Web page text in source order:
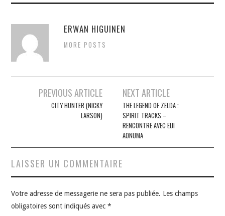
ERWAN HIGUINEN
MORE POSTS
Navigation
PREVIOUS ARTICLE
CITY HUNTER (NICKY
LARSON)
NEXT ARTICLE
THE LEGEND OF ZELDA :
SPIRIT TRACKS –
RENCONTRE AVEC EIJI
AONUMA
LAISSER UN COMMENTAIRE
Votre adresse de messagerie ne sera pas publiée. Les champs
obligatoires sont indiqués avec*